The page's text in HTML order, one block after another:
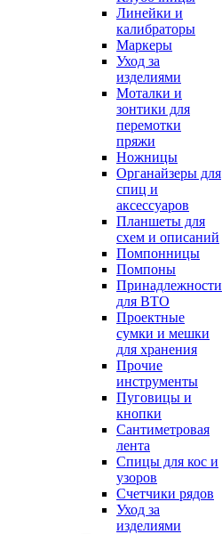
Линейки и
калибраторы
Маркеры
Уход за
изделиями
Моталки и
зонтики для
перемотки
пряжи
Ножницы
Органайзеры для
спиц и
аксессуаров
Планшеты для
схем и описаний
Помпонницы
Помпоны
Принадлежности
для ВТО
Проектные
сумки и мешки
для хранения
Прочие
инструменты
Пуговицы и
кнопки
Сантиметровая
лента
Спицы для кос и
узоров
Счетчики рядов
Уход за
изделиями